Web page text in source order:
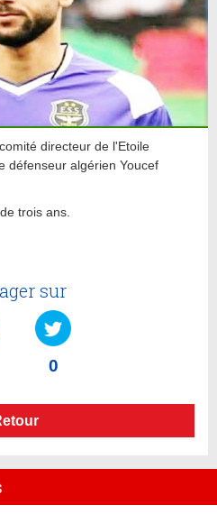
directeur de l'Etoile
défenseur algérien Youcef
trois ans.
sur
0